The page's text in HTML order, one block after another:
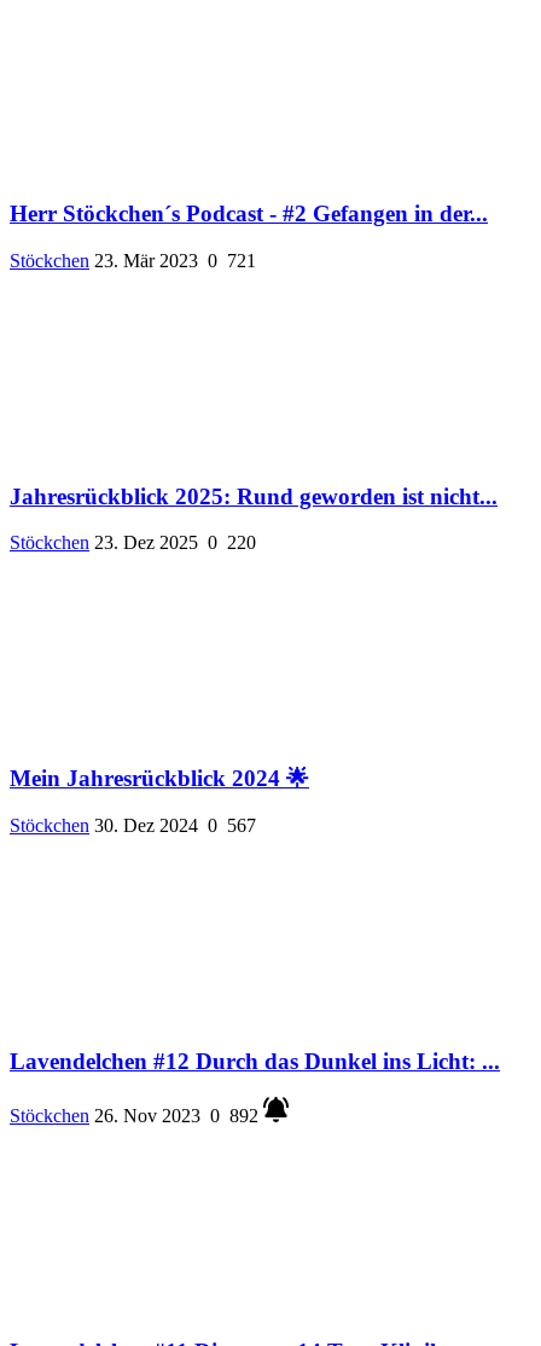
Herr Stöckchen´s Podcast - #2 Gefangen in der...
Stöckchen 23. Mär 2023 0 721
Jahresrückblick 2025: Rund geworden ist nicht...
Stöckchen 23. Dez 2025 0 220
Mein Jahresrückblick 2024 🌟
Stöckchen 30. Dez 2024 0 567
Lavendelchen #12 Durch das Dunkel ins Licht: ...
Stöckchen 26. Nov 2023 0 892